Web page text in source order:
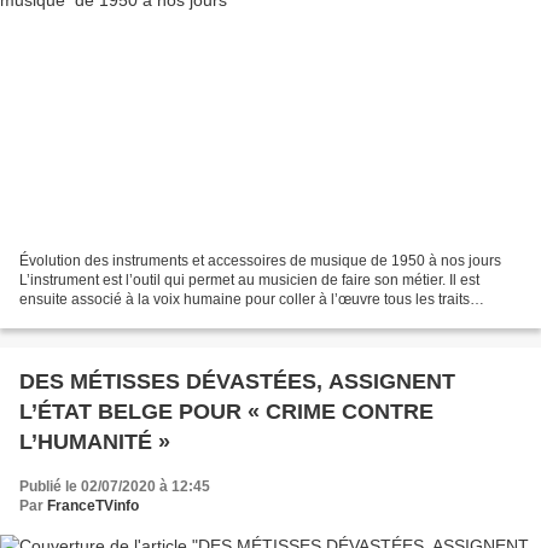
Évolution des instruments et accessoires de musique de 1950 à nos jours
L’instrument est l’outil qui permet au musicien de faire son métier. Il est
ensuite associé à la voix humaine pour coller à l’œuvre tous les traits
DES MÉTISSES DÉVASTÉES, ASSIGNENT
L’ÉTAT BELGE POUR « CRIME CONTRE
L’HUMANITÉ »
Publié le 02/07/2020 à 12:45
Par FranceTVinfo